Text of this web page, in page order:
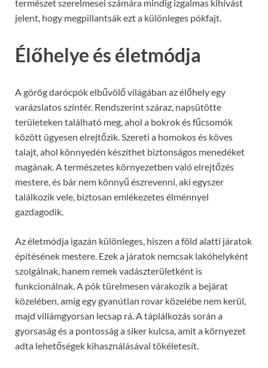
természet szerelmesei számára mindig izgalmas kihívást
jelent, hogy megpillantsák ezt a különleges pókfajt.
Élőhelye és életmódja
A görög darócpók elbűvölő világában az élőhely egy
varázslatos színtér. Rendszerint száraz, napsütötte
területeken található meg, ahol a bokrok és fűcsomók
között ügyesen elrejtőzik. Szereti a homokos és köves
talajt, ahol könnyedén készíthet biztonságos menedéket
magának. A természetes környezetben való elrejtőzés
mestere, és bár nem könnyű észrevenni, aki egyszer
találkozik vele, biztosan emlékezetes élménnyel
gazdagodik.
Az életmódja igazán különleges, hiszen a föld alatti járatok
építésének mestere. Ezek a járatok nemcsak lakóhelyként
szolgálnak, hanem remek vadászterületként is
funkcionálnak. A pók türelmesen várakozik a bejárat
közelében, amíg egy gyanútlan rovar közelébe nem kerül,
majd villámgyorsan lecsap rá. A táplálkozás során a
gyorsaság és a pontosság a siker kulcsa, amit a környezet
adta lehetőségek kihasználásával tökéletesít.